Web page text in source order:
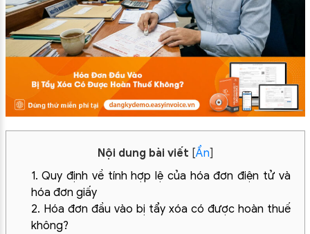
Nội dung bài viết [Ẩn]
1. Quy định về tính hợp lệ của hóa đơn điện tử và
hóa đơn giấy
2. Hóa đơn đầu vào bị tẩy xóa có được hoàn thuế
không?